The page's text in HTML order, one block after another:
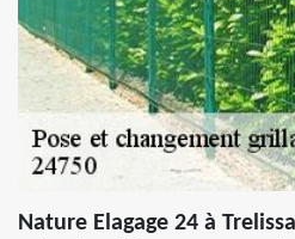
Nature Elagage 24 à